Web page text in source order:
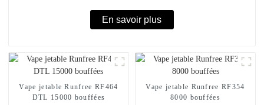
En savoir plus
Vape jetable Runfree RF464
DTL 15000 bouffées
Vape jetable Runfree RF354
8000 bouffées